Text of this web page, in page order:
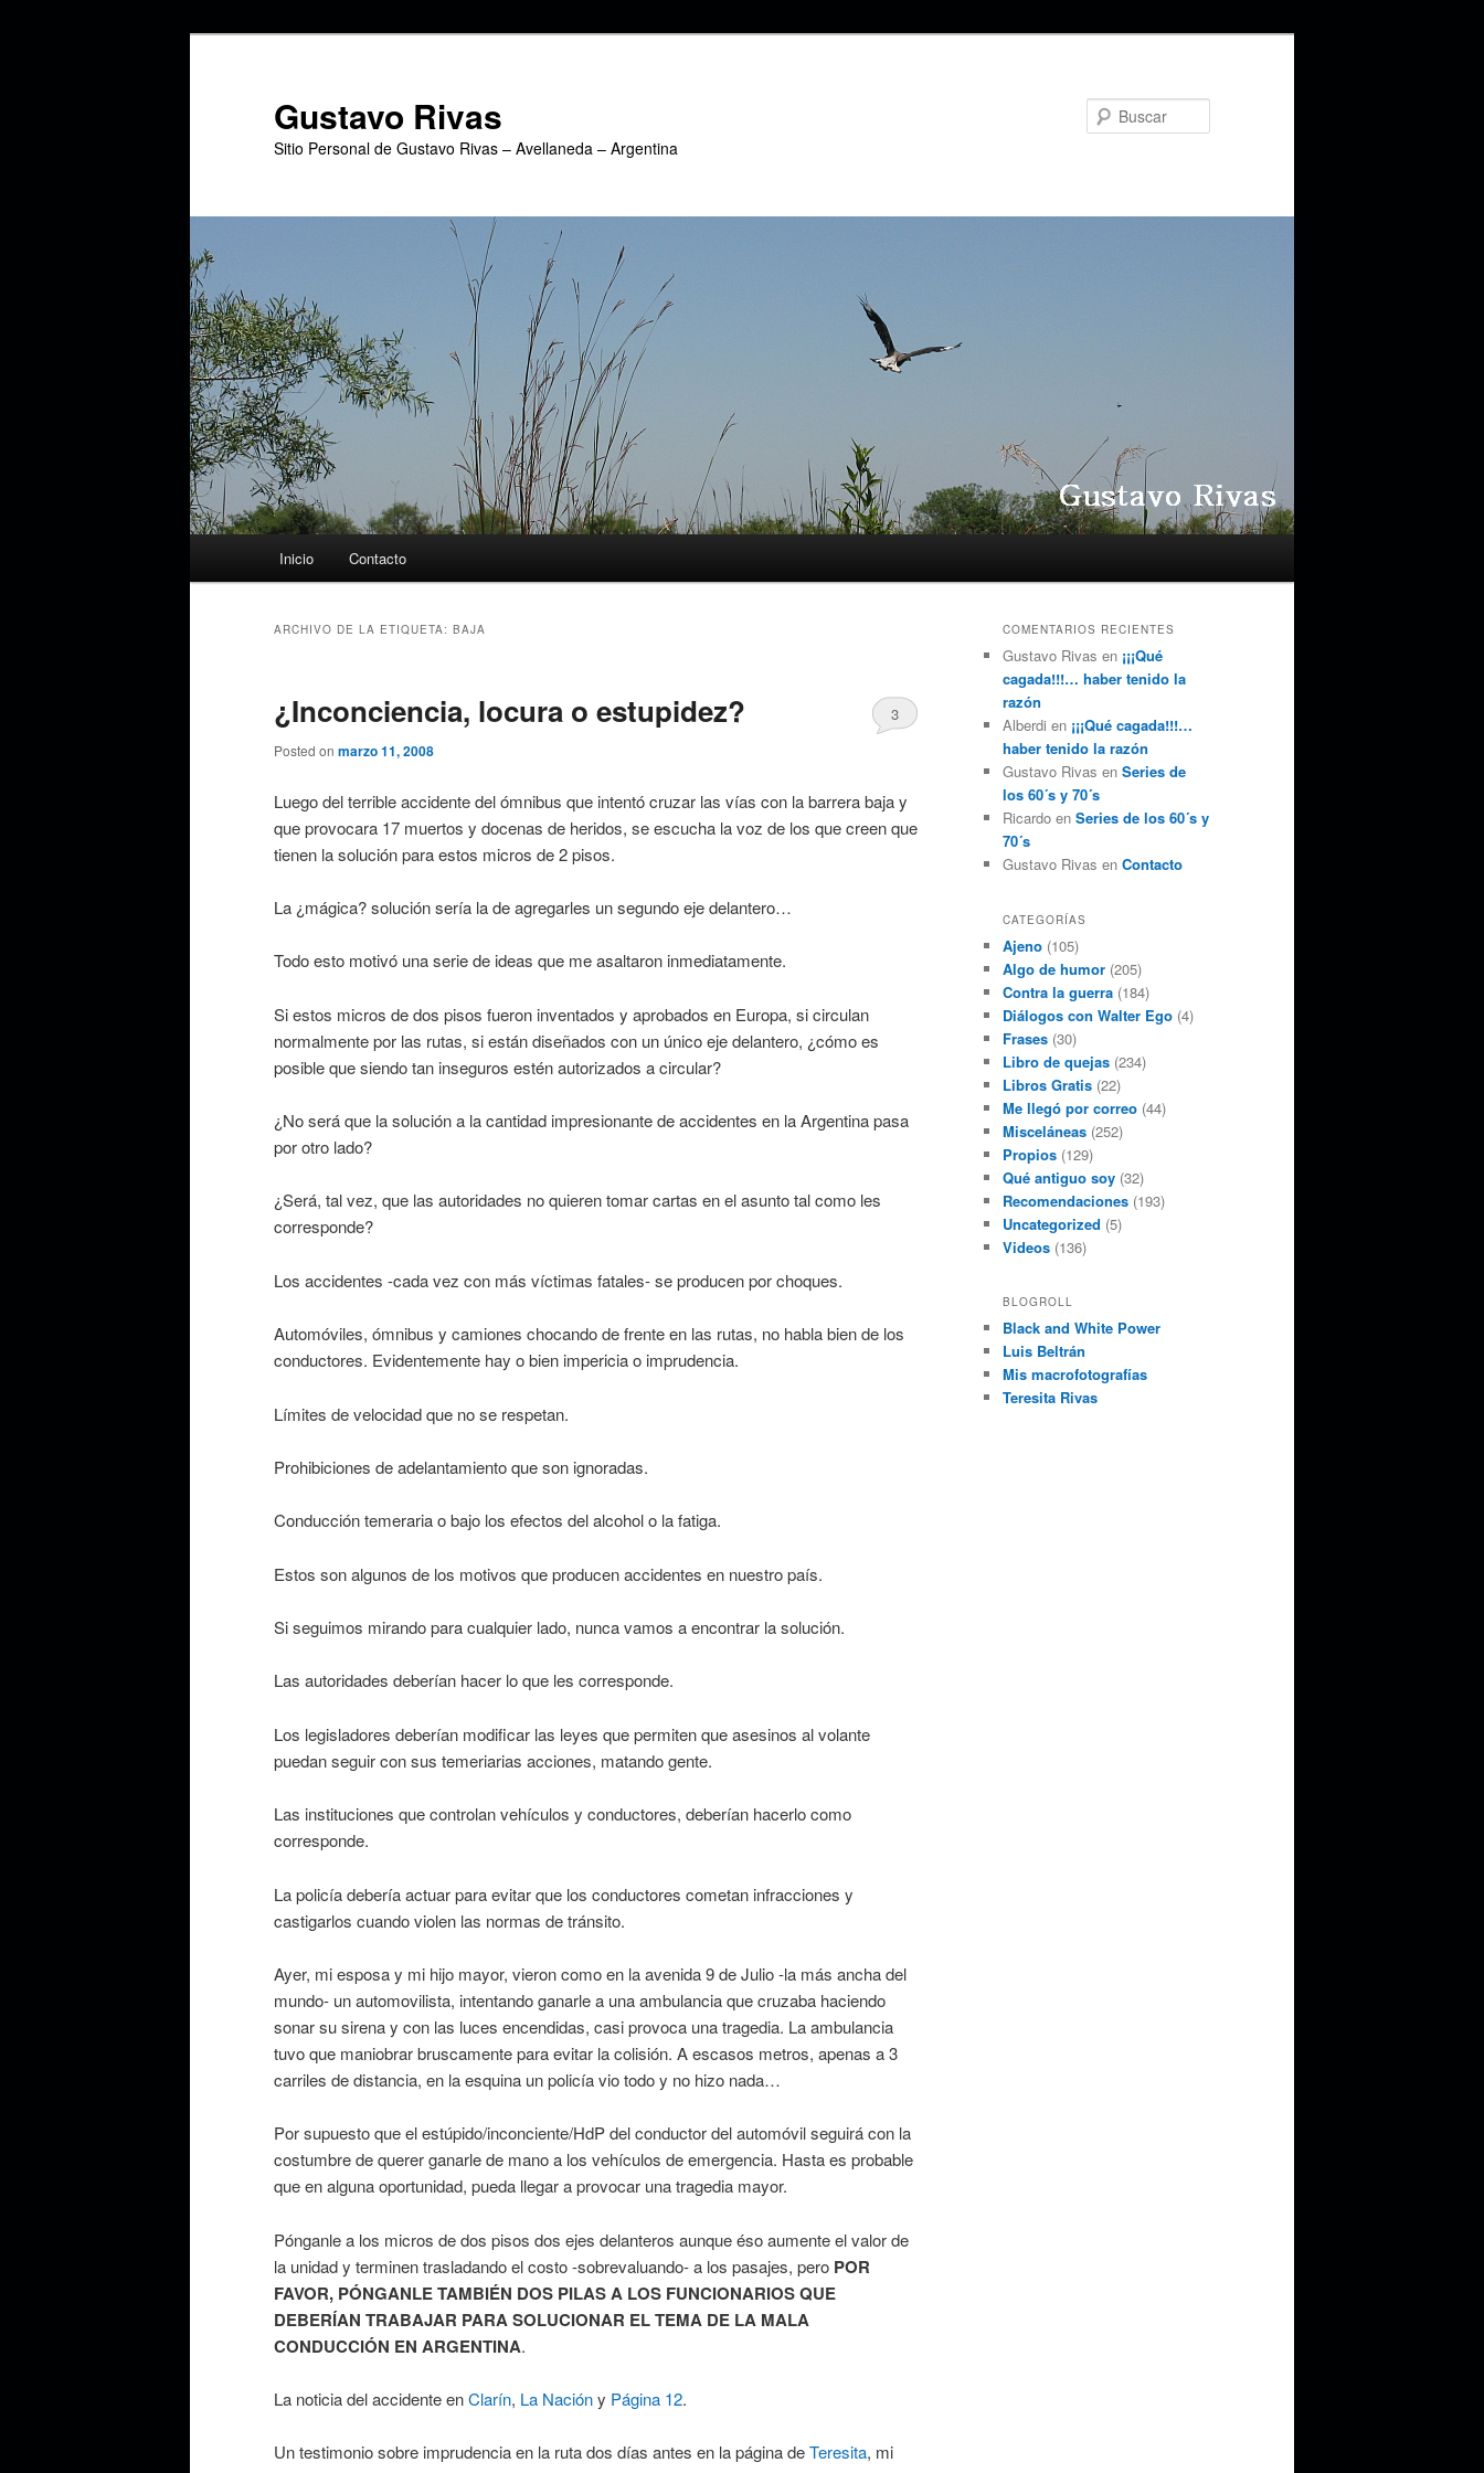
Gustavo Rivas
Sitio Personal de Gustavo Rivas – Avellaneda – Argentina
Inicio Contacto
ARCHIVO DE LA ETIQUETA: BAJA
¿Inconciencia, locura o estupidez?
Posted on marzo 11, 2008
3
Luego del terrible accidente del ómnibus que intentó cruzar las vías con la barrera baja y
que provocara 17 muertos y docenas de heridos, se escucha la voz de los que creen que
tienen la solución para estos micros de 2 pisos.
La ¿mágica? solución sería la de agregarles un segundo eje delantero…
Todo esto motivó una serie de ideas que me asaltaron inmediatamente.
Si estos micros de dos pisos fueron inventados y aprobados en Europa, si circulan
normalmente por las rutas, si están diseñados con un único eje delantero, ¿cómo es
posible que siendo tan inseguros estén autorizados a circular?
¿No será que la solución a la cantidad impresionante de accidentes en la Argentina pasa
por otro lado?
¿Será, tal vez, que las autoridades no quieren tomar cartas en el asunto tal como les
corresponde?
Los accidentes -cada vez con más víctimas fatales- se producen por choques.
Automóviles, ómnibus y camiones chocando de frente en las rutas, no habla bien de los
conductores. Evidentemente hay o bien impericia o imprudencia.
Límites de velocidad que no se respetan.
Prohibiciones de adelantamiento que son ignoradas.
Conducción temeraria o bajo los efectos del alcohol o la fatiga.
Estos son algunos de los motivos que producen accidentes en nuestro país.
Si seguimos mirando para cualquier lado, nunca vamos a encontrar la solución.
Las autoridades deberían hacer lo que les corresponde.
Los legisladores deberían modificar las leyes que permiten que asesinos al volante
puedan seguir con sus temeriarias acciones, matando gente.
Las instituciones que controlan vehículos y conductores, deberían hacerlo como
corresponde.
La policía debería actuar para evitar que los conductores cometan infracciones y
castigarlos cuando violen las normas de tránsito.
Ayer, mi esposa y mi hijo mayor, vieron como en la avenida 9 de Julio -la más ancha del
mundo- un automovilista, intentando ganarle a una ambulancia que cruzaba haciendo
sonar su sirena y con las luces encendidas, casi provoca una tragedia. La ambulancia
tuvo que maniobrar bruscamente para evitar la colisión. A escasos metros, apenas a 3
carriles de distancia, en la esquina un policía vio todo y no hizo nada…
Por supuesto que el estúpido/inconciente/HdP del conductor del automóvil seguirá con la
costumbre de querer ganarle de mano a los vehículos de emergencia. Hasta es probable
que en alguna oportunidad, pueda llegar a provocar una tragedia mayor.
Pónganle a los micros de dos pisos dos ejes delanteros aunque éso aumente el valor de
la unidad y terminen trasladando el costo -sobrevaluando- a los pasajes, pero POR
FAVOR, PÓNGANLE TAMBIÉN DOS PILAS A LOS FUNCIONARIOS QUE
DEBERÍAN TRABAJAR PARA SOLUCIONAR EL TEMA DE LA MALA
CONDUCCIÓN EN ARGENTINA.
La noticia del accidente enClarín, La Nacióny Página 12.
Un testimonio sobre imprudencia en la ruta dos días antes en la página deTeresita, mi
COMENTARIOS RECIENTES
Gustavo Rivas en ¡¡¡Qué
cagada!!!… haber tenido la
razón
Alberdi en ¡¡¡Qué cagada!!!…
haber tenido la razón
Gustavo Rivas en Series de
los 60´s y 70´s
Ricardo en Series de los 60´s y
70´s
Gustavo Rivas en Contacto
CATEGORÍAS
Ajeno (105)
Algo de humor (205)
Contra la guerra (184)
Diálogos con Walter Ego (4)
Frases (30)
Libro de quejas (234)
Libros Gratis (22)
Me llegó por correo (44)
Misceláneas (252)
Propios (129)
Qué antiguo soy (32)
Recomendaciones (193)
Uncategorized (5)
Videos (136)
BLOGROLL
Black and White Power
Luis Beltrán
Mis macrofotografías
Teresita Rivas